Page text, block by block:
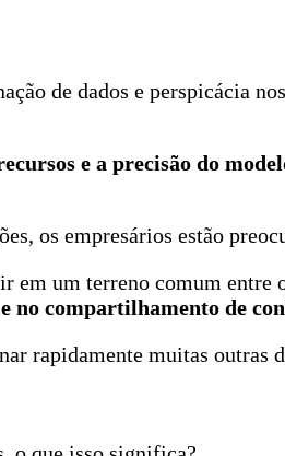
de dados e perspicácia
e a precisão do
os empresários estão
em um terreno comum entre
no compartilhamento de
rapidamente muitas outras